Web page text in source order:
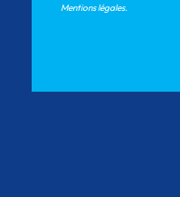
Mentions légales.